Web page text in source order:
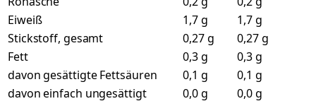
Eiweiß
1,7 g
1,7 g
Stickstoff, gesamt
0,27 g
0,27 g
Fett
0,3 g
0,3 g
davon gesättigte Fettsäuren
0,1 g
0,1 g
davon einfach ungesättigt
0,0 g
0,0 g